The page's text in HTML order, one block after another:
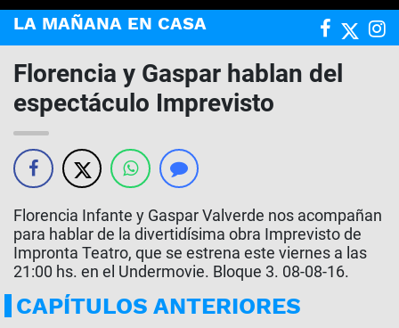
LA MAÑANA EN CASA
Florencia y Gaspar hablan del
espectáculo Imprevisto
Florencia Infante y Gaspar Valverde nos acompañan
para hablar de la divertidísima obra Imprevisto de
Impronta Teatro, que se estrena este viernes a las
21:00 hs. en el Undermovie. Bloque 3. 08-08-16.
CAPÍTULOS ANTERIORES